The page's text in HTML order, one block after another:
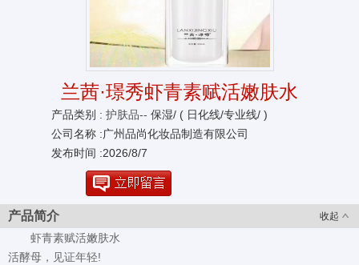
兰茜·璟秀虾青素赋活嫩肤水
产品类别 : 护肤品-- 保湿/ ( 日化线/专业线/ )
公司名称 :广州品尚化妆品制造有限公司
发布时间 :2026/8/7
收起
产品简介
虾青素赋活嫩肤水
活酵母，见证年轻!